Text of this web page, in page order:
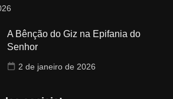
A Bênção do Giz na Epifania do
Senhor
2 de janeiro de 2026